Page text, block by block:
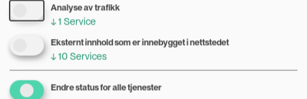
gutterommet som bestemmer om du kan disse tingene
eller ikke.
Å kunne lære seg ny teknologi, er en forutsetning for å
delta i fremtidens arbeidsmarked.
Analyse av trafikk
↓1 Service
Eksternt innhold som er innebygget i nettstedet
↓10 Services
Endre status for alle tjenester